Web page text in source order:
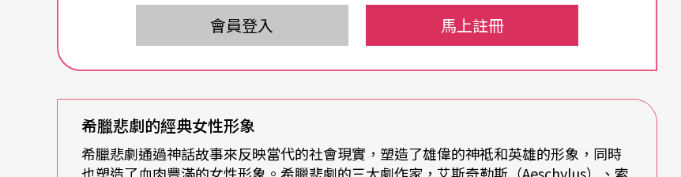
二○一○年，法國「秘密集社」（La communaute inavouable）導演克萊德．夏波曾以《哈姆
雷特機器》為本的影像裝置劇場《（劇場的）博物館》，進駐牯嶺街小劇場。該演出模糊了劇場
才能完成的表演：它從《哈姆雷特機器》中，選擇字詞，製成八十個中英文紙卡；觀眾將從紙卡
中挑選，並在台灣廿世紀的歷史、政治、當代文化的照片投影前，通過攝影，留下自己的肖像，
會員登入 馬上註冊
希臘悲劇的經典女性形象
希臘悲劇通過神話故事來反映當代的社會現實，塑造了雄偉的神祗和英雄的形象，同時